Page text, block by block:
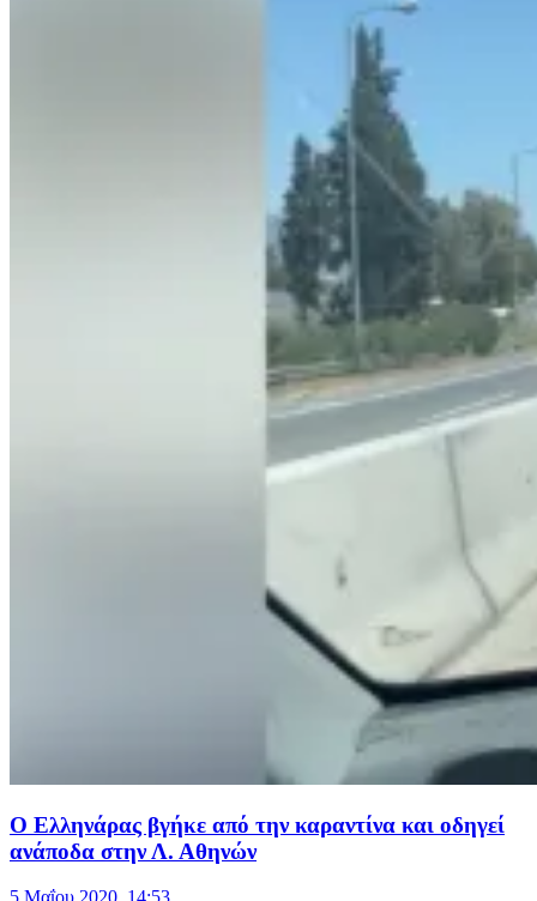
Ο Ελληνάρας βγήκε από την καραντίνα και οδηγεί
ανάποδα στην Λ. Αθηνών